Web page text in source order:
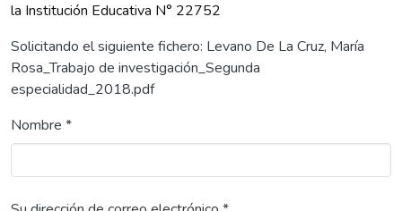
la Institución Educativa N° 22752
Solicitando el siguiente fichero: Levano De La Cruz, María
Rosa_Trabajo de investigación_Segunda
especialidad_2018.pdf
Nombre *